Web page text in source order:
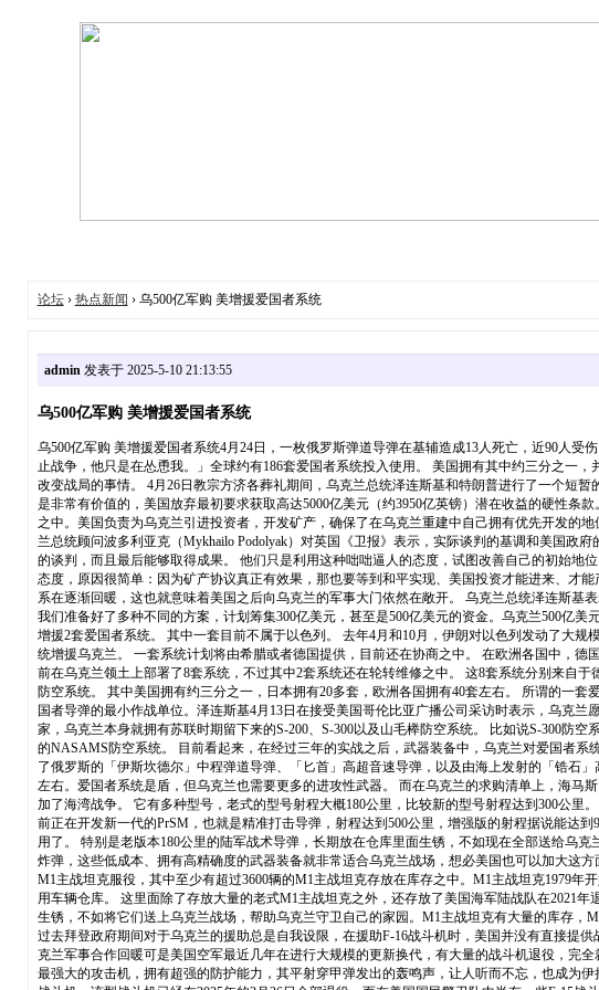
论坛› 热点新闻 › 乌500亿军购 美增援爱国者系统
admin发表于 2025-5-10 21:13:55
乌500亿军购 美增援爱国者系统
乌500亿军购 美增援爱国者系统4月24日，一枚俄罗斯弹道导弹在基辅造成13人死亡，近90人
止战争，他只是在怂恿我。」全球约有186套爱国者系统投入使用。 美国拥有其中约三分之一
改变战局的事情。 4月26日教宗方济各葬礼期间，乌克兰总统泽连斯基和特朗普进行了一个短
是非常有价值的，美国放弃最初要求获取高达5000亿美元（约3950亿英镑）潜在收益的硬性
之中。美国负责为乌克兰引进投资者，开发矿产，确保了在乌克兰重建中自己拥有优先开发的
兰总统顾问波多利亚克（Mykhailo Podolyak）对英国《卫报》表示，实际谈判的基调和美国
的谈判，而且最后能够取得成果。 他们只是利用这种咄咄逼人的态度，试图改善自己的初始
态度，原因很简单：因为矿产协议真正有效果，那也要等到和平实现、美国投资才能进来、才
系在逐渐回暖，这也就意味着美国之后向乌克兰的军事大门依然在敞开。 乌克兰总统泽连斯基
我们准备好了多种不同的方案，计划筹集300亿美元，甚至是500亿美元的资金。乌克兰500亿
增援2套爱国者系统。 其中一套目前不属于以色列。 去年4月和10月，伊朗对以色列发动了大
统增援乌克兰。 一套系统计划将由希腊或者德国提供，目前还在协商之中。 在欧洲各国中，
前在乌克兰领土上部署了8套系统，不过其中2套系统还在轮转维修之中。 这8套系统分别来自
防空系统。 其中美国拥有约三分之一，日本拥有20多套，欧洲各国拥有40套左右。 所谓的一
国者导弹的最小作战单位。泽连斯基4月13日在接受美国哥伦比亚广播公司采访时表示，乌克
家，乌克兰本身就拥有苏联时期留下来的S-200、S-300以及山毛榉防空系统。 比如说S-300防
的NASAMS防空系统。 目前看起来，在经过三年的实战之后，武器装备中，乌克兰对爱国者
了俄罗斯的「伊斯坎德尔」中程弹道导弹、「匕首」高超音速导弹，以及由海上发射的「锆石
左右。爱国者系统是盾，但乌克兰也需要更多的进攻性武器。 而在乌克兰的求购清单上，海马
加了海湾战争。 它有多种型号，老式的型号射程大概180公里，比较新的型号射程达到300公
前正在开发新一代的PrSM，也就是精准打击导弹，射程达到500公里，增强版的射程据说能达
用了。 特别是老版本180公里的陆军战术导弹，长期放在仓库里面生锈，不如现在全部送给乌
炸弹，这些低成本、拥有高精确度的武器装备就非常适合乌克兰战场，想必美国也可以加大这
M1主战坦克服役，其中至少有超过3600辆的M1主战坦克存放在库存之中。M1主战坦克1979
用车辆仓库。 这里面除了存放大量的老式M1主战坦克之外，还存放了美国海军陆战队在2021
生锈，不如将它们送上乌克兰战场，帮助乌克兰守卫自己的家园。M1主战坦克有大量的库存，
过去拜登政府期间对于乌克兰的援助总是自我设限，在援助F-16战斗机时，美国并没有直接提
克兰军事合作回暖可是美国空军最近几年在进行大规模的更新换代，有大量的战斗机退役，完
最强大的攻击机，拥有超强的防护能力，其平射穿甲弹发出的轰鸣声，让人听而不忘，也成为